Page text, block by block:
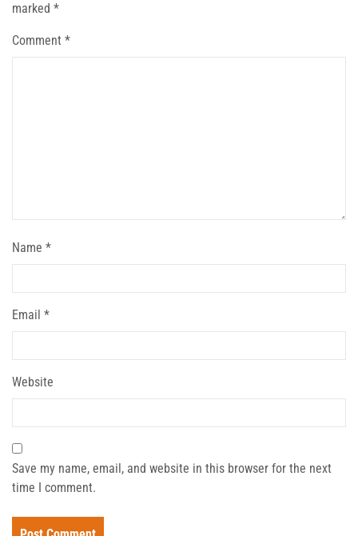
marked *
Comment *
Name *
Email *
Website
Save my name, email, and website in this browser for the next
time I comment.